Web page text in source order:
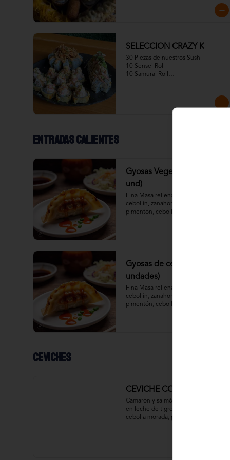
SELECCION CRAZY K
30 Piezas de nuestros Sushi
10 Sensei Roll
10 Samurai Roll
Entradas calientes
Gyosas Vegetarianas (5
und)
Fina Masa rellena con repollo,
cebollín, zanahoria, zapallo italiano,
pimentón, cebolla.
Gyosas de cerdo (5
undades)
Fina Masa rellena con cerdo, repollo,
cebollín, zanahoria, zapallo italiano,
pimentón, cebolla.
Ceviches
CEVICHE COLORÍN MIXTO
Camarón y salmón fresco macerado
en leche de tigre, pasta de rocoto,
cebolla morada, pimentón y cilantro.